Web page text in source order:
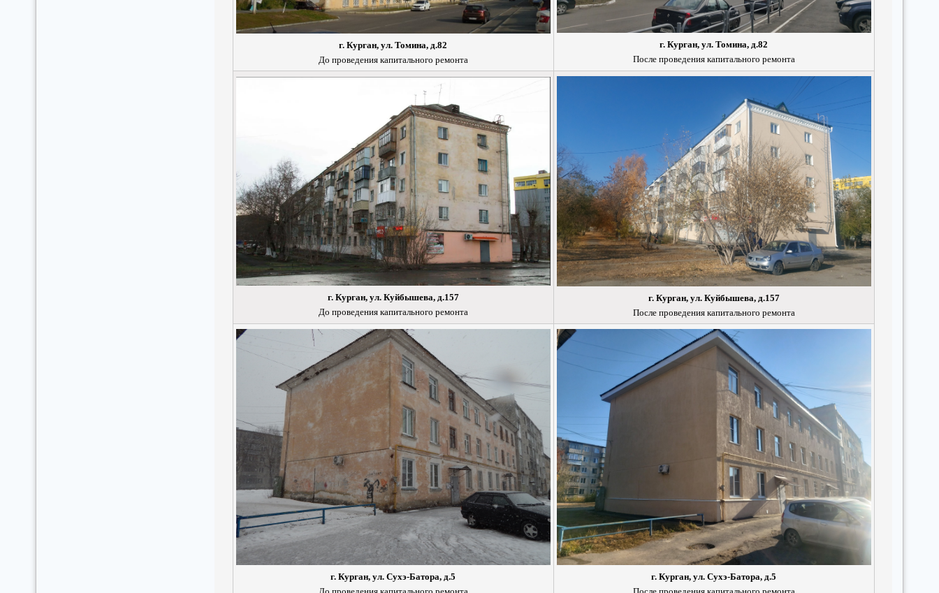
г. Курган, ул. Томина, д.82
До проведения капитального ремонта
г. Курган, ул. Томина, д.82
После проведения капитального ремонта
г. Курган, ул. Куйбышева, д.157
До проведения капитального ремонта
г. Курган, ул. Куйбышева, д.157
После проведения капитального ремонта
г. Курган, ул. Сухэ-Батора, д.5
г. Курган, ул. Сухэ-Батора, д.5